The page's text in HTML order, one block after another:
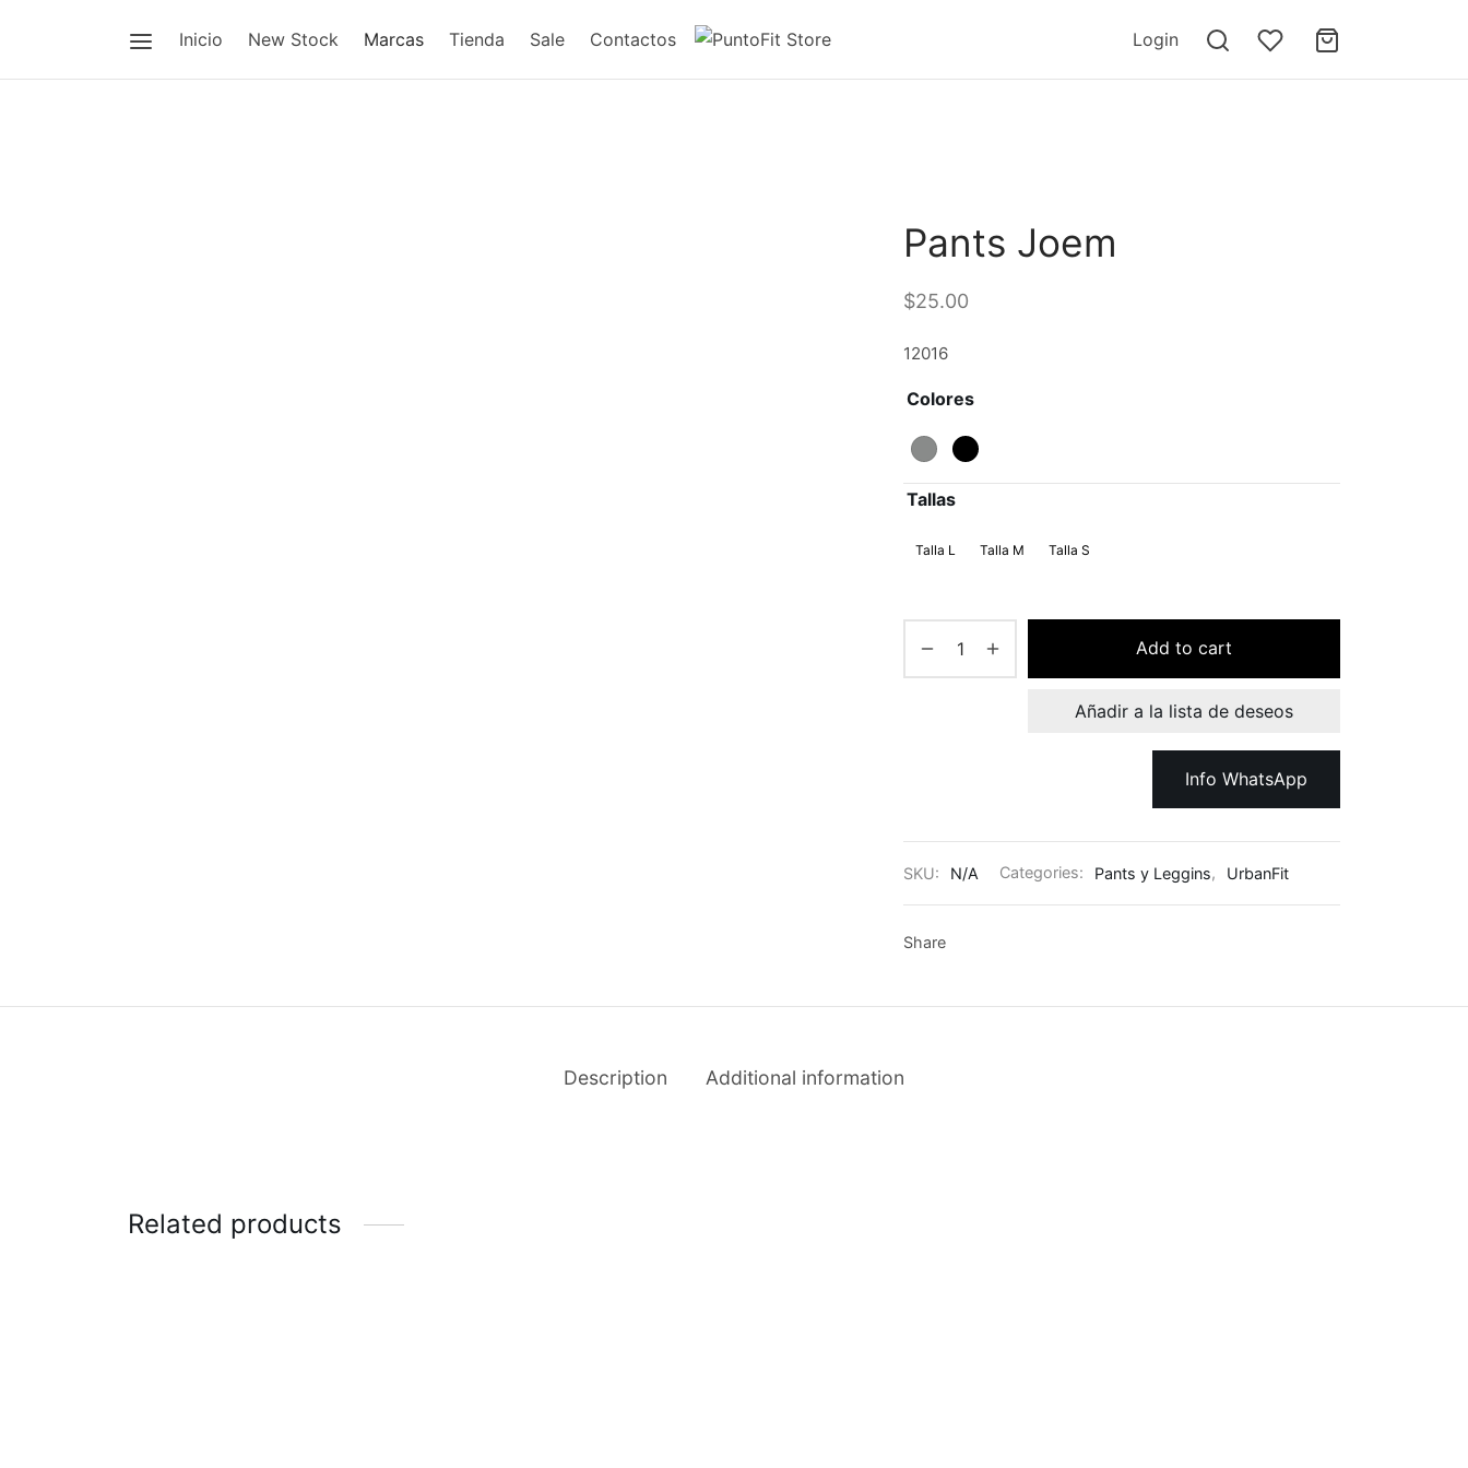
Inicio New Stock Marcas Tienda Sale Contactos Login
Pants Joem
$25.00
12016
Colores
Tallas
Talla L Talla M Talla S
Add to cart
Añadir a la lista de deseos
Info WhatsApp
SKU: N/A Categories: Pants y Leggins, UrbanFit
Share
Description Additional information
Related products